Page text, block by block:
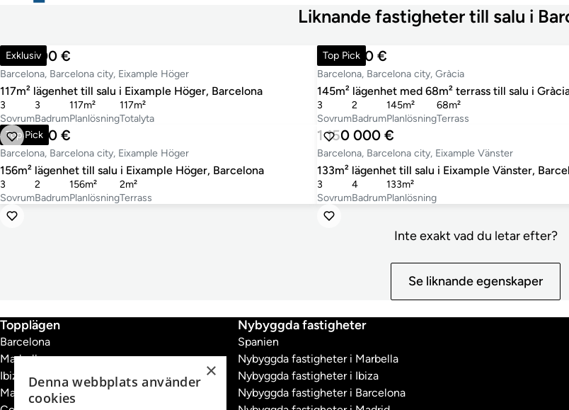
Liknande fastigheter till salu i
Exklusiv
860 000 €
Barcelona, Barcelona city, Eixample Höger
117m² lägenhet till salu i Eixample Höger, Barcelona
Sovrum
3
Badrum
3
Planlösning
117m²
Totalyta
117m²
Top Pick
699 000 €
Barcelona, Barcelona city, Gràcia
145m² lägenhet med 68m² terrass till salu i
Sovrum
3
Badrum
2
Planlösning
145m²
Terrass
68m²
Top Pick
920 000 €
Barcelona, Barcelona city, Eixample Höger
156m² lägenhet till salu i Eixample Höger, Barcelona
Sovrum
3
Badrum
2
Planlösning
156m²
Terrass
2m²
1 150 000 €
Barcelona, Barcelona city, Eixample Vänster
133m² lägenhet till salu i Eixample Vänster,
Sovrum
3
Badrum
4
Planlösning
133m²
Inte exakt vad du letar efter?
Se liknande egenskaper
Topplägen
Barcelona
Marbella
Ibiza
Madrid
Nybyggda fastigheter
Spanien
Nybyggda fastigheter i Marbella
Nybyggda fastigheter i Ibiza
Nybyggda fastigheter i Barcelona
×
Denna webbplats använder
cookies